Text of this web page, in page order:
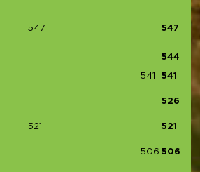
547 547
544
541 541
526
521 521
506 506